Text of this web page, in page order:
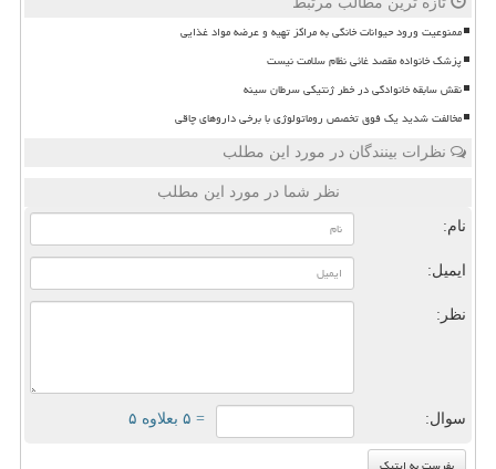
ممنوعیت ورود حیوانات خانگی به مراکز تهیه و عرضه مواد غذایی
پزشک خانواده مقصد غائی نظام سلامت نیست
نقش سابقه خانوادگی در خطر ژنتیکی سرطان سینه
مخالفت شدید یک فوق تخصص روماتولوژی با برخی داروهای چاقی
نظرات بینندگان در مورد این مطلب
نظر شما در مورد این مطلب
نام:
ایمیل:
نظر:
سوال: = ۵ بعلاوه ۵